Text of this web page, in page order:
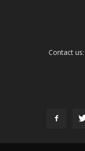
Contact us: